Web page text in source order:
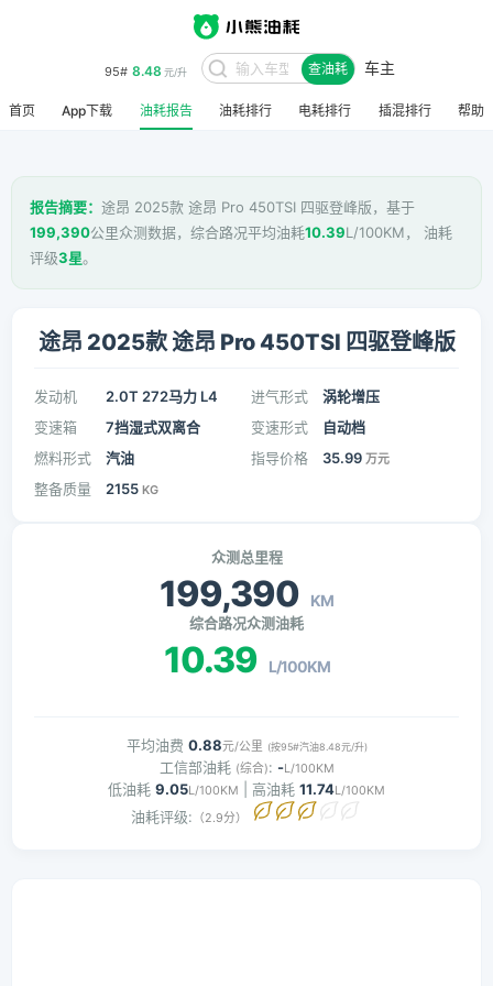
95# 8.48 元/升 查油耗 车主
首页 App下载 油耗报告 油耗排行 电耗排行 插混排行 帮助
报告摘要： 途昂 2025款 途昂 Pro 450TSI 四驱登峰版，基于
199,390公里众测数据，综合路况平均油耗10.39L/100KM， 油耗
评级3星。
途昂 2025款 途昂 Pro 450TSI 四驱登峰版
发动机 2.0T 272马力 L4 进气形式
涡轮增压
变速箱
7挡湿式双离合 变速形式
自动档
燃料形式
汽油 指导价格 35.99 万元
整备质量 2155 KG
众测总里程
199,390 KM
综合路况众测油耗
10.39 L/100KM
平均油费 0.88元/公里 (按95#汽油8.48元/升)
工信部油耗 (综合): -L/100KM
低油耗 9.05L/100KM | 高油耗 11.74L/100KM
油耗评级: （2.9分）